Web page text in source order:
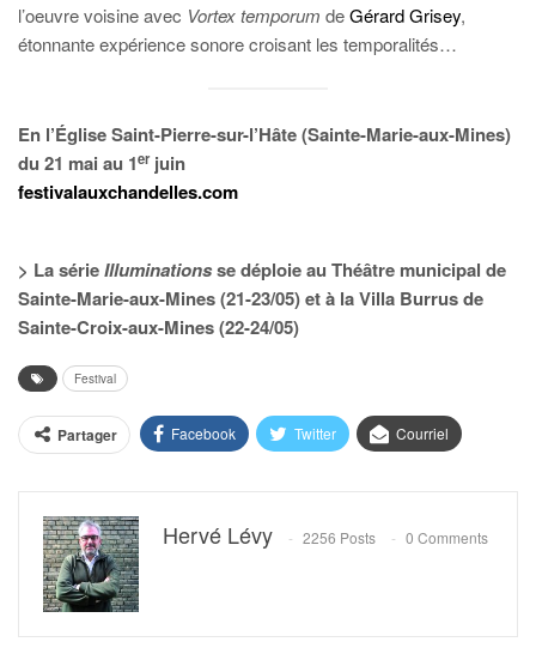
l’oeuvre voisine avec Vortex temporum deGérard Grisey,
étonnante expérience sonore croisant les temporalités…
En l’Église Saint-Pierre-sur-l’Hâte (Sainte-Marie-aux-Mines)
du 21 mai au 1erjuin
festivalauxchandelles.com
> La sérieIlluminationsse déploie au Théâtre municipal de
Sainte-Marie-aux-Mines (21-23/05) et à la Villa Burrus de
Sainte-Croix-aux-Mines (22-24/05)
Festival
Partager Facebook Twitter Courriel
Hervé Lévy 2256 Posts 0 Comments